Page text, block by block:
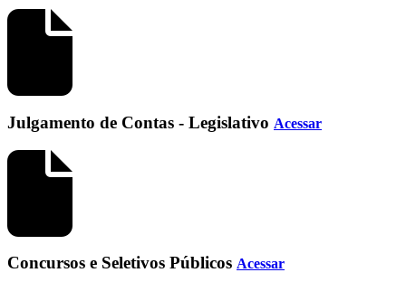
Julgamento de Contas - Legislativo Acessar
Concursos e Seletivos Públicos Acessar